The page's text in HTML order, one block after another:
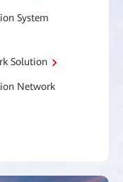
System
Solution
Network